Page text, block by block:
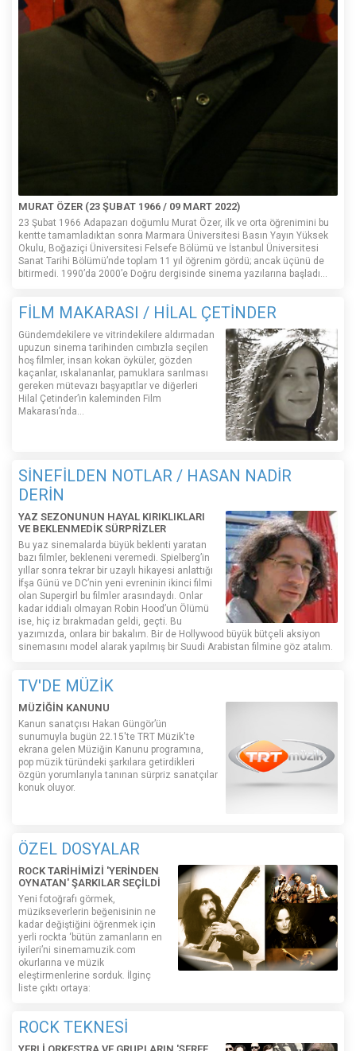
MURAT ÖZER (23 ŞUBAT 1966 / 09 MART 2022)
23 Şubat 1966 Adapazarı doğumlu Murat Özer, ilk ve orta öğrenimini bu
kentte tamamladıktan sonra Marmara Üniversitesi Basın Yayın Yüksek
Okulu, Boğaziçi Üniversitesi Felsefe Bölümü ve İstanbul Üniversitesi
Sanat Tarihi Bölümü’nde toplam 11 yıl öğrenim gördü; ancak üçünü de
bitirmedi. 1990’da 2000’e Doğru dergisinde sinema yazılarına başladı...
FİLM MAKARASI / HİLAL ÇETİNDER
Gündemdekilere ve vitrindekilere aldırmadan
upuzun sinema tarihinden cımbızla seçilen
hoş filmler, insan kokan öyküler, gözden
kaçanlar, ıskalananlar, pamuklara sarılması
gereken mütevazı başyapıtlar ve diğerleri
Hilal Çetinder’in kaleminden Film
Makarası’nda…
SİNEFİLDEN NOTLAR / HASAN NADİR
DERİN
YAZ SEZONUNUN HAYAL KIRIKLIKLARI
VE BEKLENMEDİK SÜRPRİZLER
Bu yaz sinemalarda büyük beklenti yaratan
bazı filmler, bekleneni veremedi. Spielberg’in
yıllar sonra tekrar bir uzaylı hikayesi anlattığı
İfşa Günü ve DC’nin yeni evreninin ikinci filmi
olan Supergirl bu filmler arasındaydı. Onlar
kadar iddialı olmayan Robin Hood’un Ölümü
ise, hiç iz bırakmadan geldi, geçti. Bu
yazımızda, onlara bir bakalım. Bir de Hollywood büyük bütçeli aksiyon
sinemasını model alarak yapılmış bir Suudi Arabistan filmine göz atalım.
TV'DE MÜZİK
MÜZİĞİN KANUNU
Kanun sanatçısı Hakan Güngör’ün
sunumuyla bugün 22.15'te TRT Müzik'te
ekrana gelen Müziğin Kanunu programına,
pop müzik türündeki şarkılara getirdikleri
özgün yorumlarıyla tanınan sürpriz sanatçılar
konuk oluyor.
ÖZEL DOSYALAR
ROCK TARİHİMİZİ 'YERİNDEN
OYNATAN' ŞARKILAR SEÇİLDİ
Yeni fotoğrafı görmek,
müzikseverlerin beğenisinin ne
kadar değiştiğini öğrenmek için
yerli rockta ‘bütün zamanların en
iyileri’ni sinemamuzik.com
okurlarına ve müzik
eleştirmenlerine sorduk. İlginç
liste çıktı ortaya:
ROCK TEKNESİ